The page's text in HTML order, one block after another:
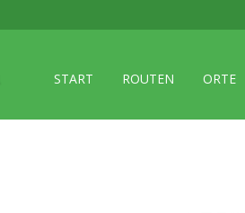
START ROUTEN
ORTE